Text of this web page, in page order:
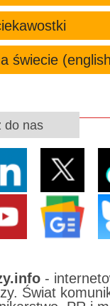
świecie
do nas
-
Świat